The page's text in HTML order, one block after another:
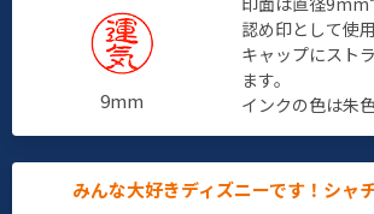
9mm
認め印として使
キャップにスト
ます。
インクの色は朱色
みんな大好きディズニーです！シャ